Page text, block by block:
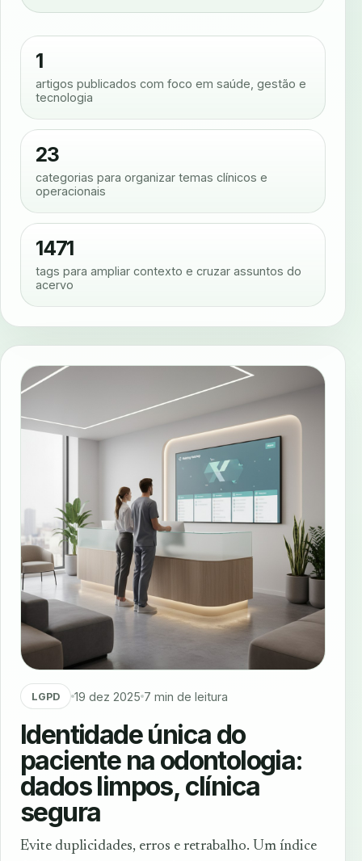
1
artigos publicados com foco em saúde, gestão e
tecnologia
23
categorias para organizar temas clínicos e
operacionais
1471
tags para ampliar contexto e cruzar assuntos do
acervo
LGPD 19 dez 2025 7 min de leitura
Identidade única do
paciente na odontologia:
dados limpos, clínica
segura
Evite duplicidades, erros e retrabalho. Um índice